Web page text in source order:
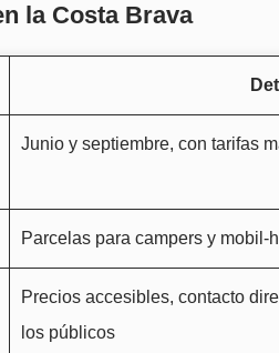
la Costa Brava
Junio y septiembre, con tarifas
Parcelas para campers y mobil-
Precios accesibles, contacto
los públicos